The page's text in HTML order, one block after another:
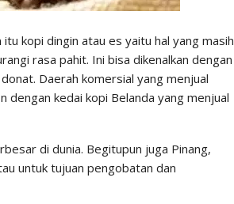
kopi dingin atau es yaitu hal yang masih
rasa pahit. Ini bisa dikenalkan dengan
Daerah komersial yang menjual
dengan kedai kopi Belanda yang menjual
di dunia. Begitupun juga Pinang,
untuk tujuan pengobatan dan